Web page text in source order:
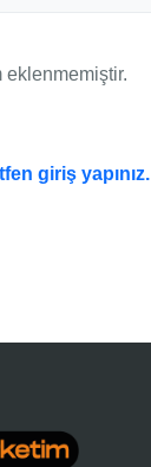
eklenmemiştir.
giriş yapınız.